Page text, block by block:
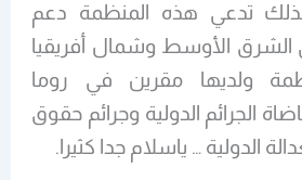
تدعي هذه المنظمة دعم
الأوسط وشمال أفريقيا
ولديها مقرين في روما
الجرائم الدولية وجرائم حقوق
الدولية … ياسلام جدا كثيرا.